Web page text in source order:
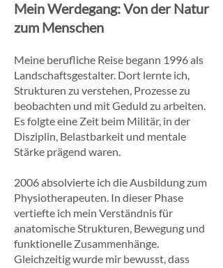
Mein Werdegang: Von der Natur
zum Menschen
Meine berufliche Reise begann 1996 als
Landschaftsgestalter. Dort lernte ich,
Strukturen zu verstehen, Prozesse zu
beobachten und mit Geduld zu arbeiten.
Es folgte eine Zeit beim Militär, in der
Disziplin, Belastbarkeit und mentale
Stärke prägend waren.
2006 absolvierte ich die Ausbildung zum
Physiotherapeuten. In dieser Phase
vertiefte ich mein Verständnis für
anatomische Strukturen, Bewegung und
funktionelle Zusammenhänge.
Gleichzeitig wurde mir bewusst, dass